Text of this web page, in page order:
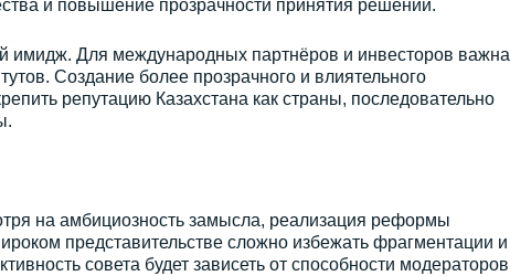
и повышение прозрачности принятия решений.
имидж. Для международных партнёров и инвесторов важна
Создание более прозрачного и влиятельного
репутацию Казахстана как страны, последовательно
на амбициозность замысла, реализация реформы
представительстве сложно избежать фрагментации и
совета будет зависеть от способности модераторов